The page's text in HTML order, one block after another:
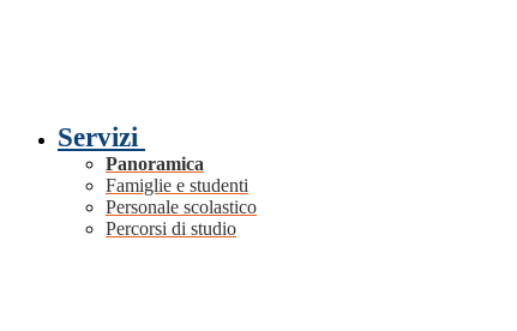
Servizi
Panoramica
Famiglie e studenti
Personale scolastico
Percorsi di studio